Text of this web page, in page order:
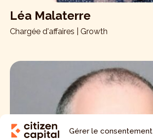
Gérer le consentement
Léa Malaterre
Chargée d'affaires | Growth